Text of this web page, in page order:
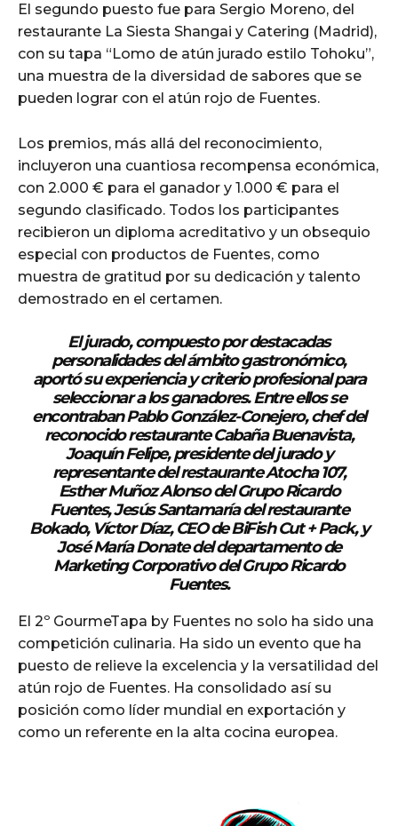
El segundo puesto fue para Sergio Moreno, del
restaurante La Siesta Shangai y Catering (Madrid),
con su tapa “Lomo de atún jurado estilo Tohoku”,
una muestra de la diversidad de sabores que se
pueden lograr con el atún rojo de Fuentes.
Los premios, más allá del reconocimiento,
incluyeron una cuantiosa recompensa económica,
con 2.000 € para el ganador y 1.000 € para el
segundo clasificado. Todos los participantes
recibieron un diploma acreditativo y un obsequio
especial con productos de Fuentes, como
muestra de gratitud por su dedicación y talento
demostrado en el certamen.
El jurado, compuesto por destacadas
personalidades del ámbito gastronómico,
aportó su experiencia y criterio profesional para
seleccionar a los ganadores. Entre ellos se
encontraban Pablo González-Conejero, chef del
reconocido restaurante Cabaña Buenavista,
Joaquín Felipe, presidente del jurado y
representante del restaurante Atocha 107,
Esther Muñoz Alonso del Grupo Ricardo
Fuentes, Jesús Santamaría del restaurante
Bokado, Víctor Díaz, CEO de BiFish Cut + Pack, y
José María Donate del departamento de
Marketing Corporativo del Grupo Ricardo
Fuentes.
El 2º GourmeTapa by Fuentes no solo ha sido una
competición culinaria. Ha sido un evento que ha
puesto de relieve la excelencia y la versatilidad del
atún rojo de Fuentes. Ha consolidado así su
posición como líder mundial en exportación y
como un referente en la alta cocina europea.